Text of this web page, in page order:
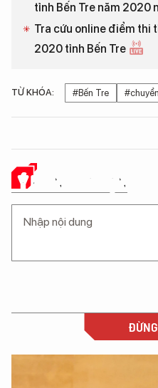
tỉnh Bến Tre năm 2020
Tra cứu online điểm thi
2020 tỉnh Bến Tre
TỪ KHÓA: #Bến Tre
Ý KIẾN CỦA BẠN